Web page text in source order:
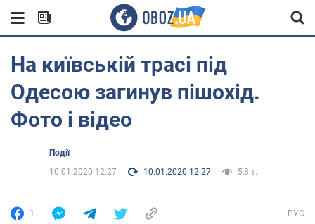
На київській трасі під
Одесою загинув пішохід.
Фото і відео
Події
10.01.2020 12:27
10.01.2020 12:27 5,8 т.
1 РУС